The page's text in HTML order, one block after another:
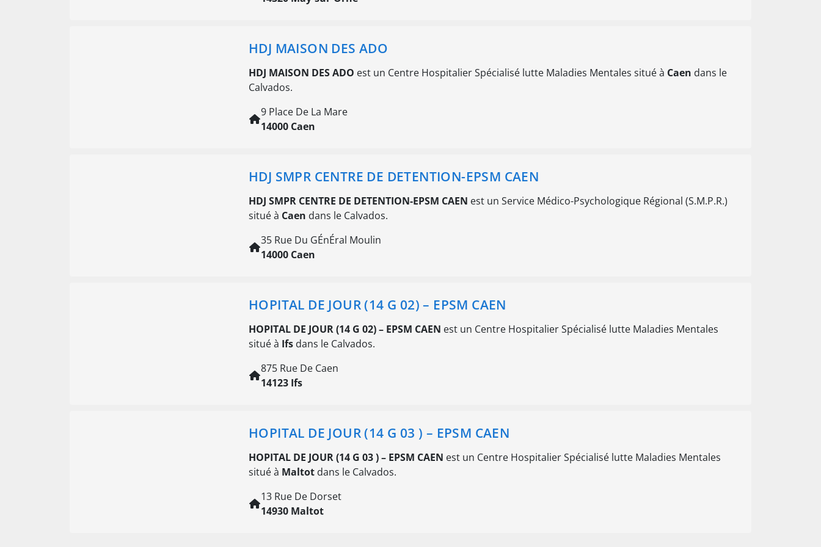
HDJ MAISON DES ADO
HDJ MAISON DES ADO est un Centre Hospitalier Spécialisé lutte Maladies Mentales situé à Caen dans le
Calvados.
9 Place De La Mare
14000 Caen
HDJ SMPR CENTRE DE DETENTION-EPSM CAEN
HDJ SMPR CENTRE DE DETENTION-EPSM CAEN est un Service Médico-Psychologique Régional (S.M.P.R.)
situé à Caen dans le Calvados.
35 Rue Du GÉnÉral Moulin
14000 Caen
HOPITAL DE JOUR (14 G 02) – EPSM CAEN
HOPITAL DE JOUR (14 G 02) – EPSM CAEN est un Centre Hospitalier Spécialisé lutte Maladies Mentales
situé à Ifs dans le Calvados.
875 Rue De Caen
14123 Ifs
HOPITAL DE JOUR (14 G 03 ) – EPSM CAEN
HOPITAL DE JOUR (14 G 03 ) – EPSM CAEN est un Centre Hospitalier Spécialisé lutte Maladies Mentales
situé à Maltot dans le Calvados.
13 Rue De Dorset
14930 Maltot